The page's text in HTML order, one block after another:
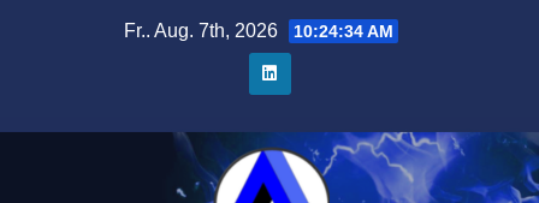
Fr.. Aug. 7th, 2026 10:24:35 AM